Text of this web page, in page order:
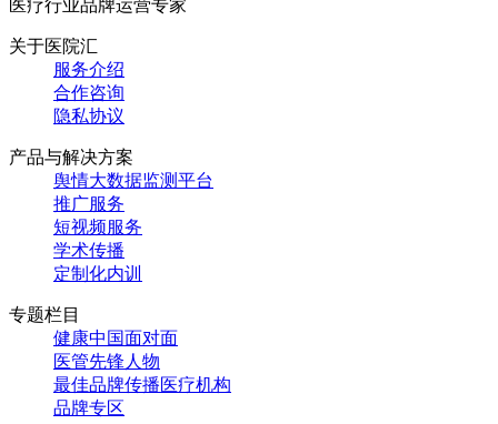
医疗行业品牌运营专家
关于医院汇
服务介绍
合作咨询
隐私协议
产品与解决方案
舆情大数据监测平台
推广服务
短视频服务
学术传播
定制化内训
专题栏目
健康中国面对面
医管先锋人物
最佳品牌传播医疗机构
品牌专区